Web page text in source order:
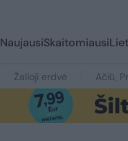
NaujausiSkaitomiausi
Žalioji erdvė Ačiū,